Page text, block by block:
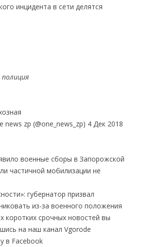
инцидента в сети делятся
news zp (@one_news_zp) 4 Дек 2018
военные сборы в Запорожской
частичной мобилизации не
губернатор призвал
из-за военного положения
коротких срочных новостей вы
на наш канал Vgorode
в Facebook